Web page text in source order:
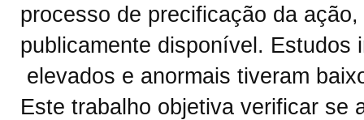
processo de precificação da
publicamente disponível.
elevados e anormais tiveram
Este trabalho objetiva verificar se